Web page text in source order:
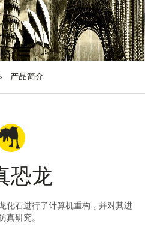
产品简介
恐龙
化石进行了计算机重构，并对其进
真研究。